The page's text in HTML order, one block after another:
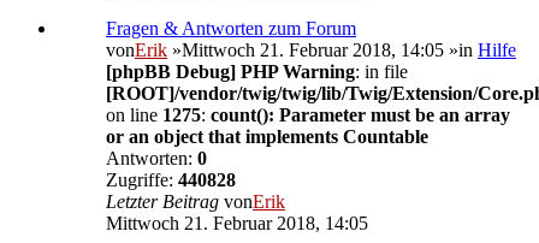
Fragen & Antworten zum Forum
vonErik »Mittwoch 21. Februar 2018, 14:05 »in Hilfe
[phpBB Debug] PHP Warning: in file
[ROOT]/vendor/twig/twig/lib/Twig/Extension/
on line 1275: count(): Parameter must be an array
or an object that implements Countable
Antworten: 0
Zugriffe: 440828
Letzter Beitrag vonErik
Mittwoch 21. Februar 2018, 14:05